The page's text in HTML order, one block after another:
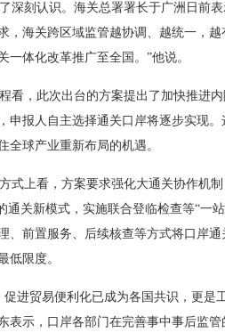
深刻认识。海关总署署长于广洲日前
，海关跨区域监管越协调、越统一，
一体化改革推广至全国。”他说。
看，此次出台的方案提出了加快推进
申报人自主选择通关口岸将逐步实现
全球产业重新布局的机遇。
上看，方案要求强化大通关协作机制
通关新模式，实施联合登临检查等“一
、前置服务、后续核查等方式将口岸
低限度。
进贸易便利化已成为各国共识，更是
表示，口岸各部门在完善事中事后监